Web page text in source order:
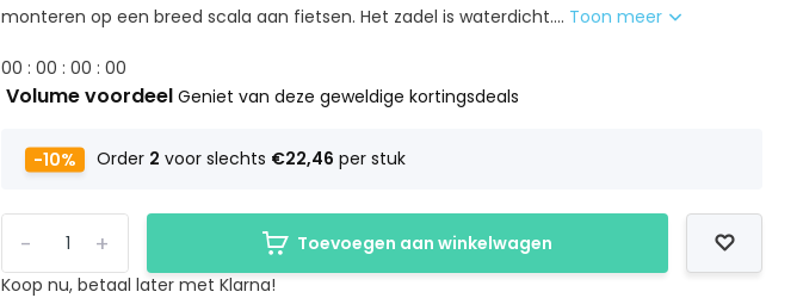
monteren op een breed scala aan fietsen. Het zadel is waterdicht.... Toon meer
00 : 00 : 00 : 00
Volume voordeel Geniet van deze geweldige kortingsdeals
-10% Order 2 voor slechts €22,46 per stuk
+
-
Toevoegen aan winkelwagen
Koop nu, betaal later met Klarna!